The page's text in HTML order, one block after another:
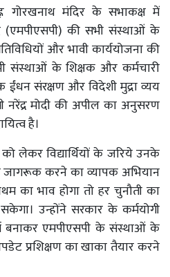
गोरखनाथ मंदिर के सभाकक्ष में
(एमपीएसपी) की सभी संस्थाओं के
और भावी कार्ययोजना की
संस्थाओं के शिक्षक और कर्मचारी
संरक्षण और विदेशी मुद्रा व्यय
नरेंद्र मोदी की अपील का अनुसरण
है।
लेकर विद्यार्थियों के जरिये उनके
जागरूक करने का व्यापक अभियान
का भाव होगा तो हर चुनौती का
उन्होंने सरकार के कर्मयोगी
बनाकर एमपीएसपी के संस्थाओं के
प्रशिक्षण का खाका तैयार करने